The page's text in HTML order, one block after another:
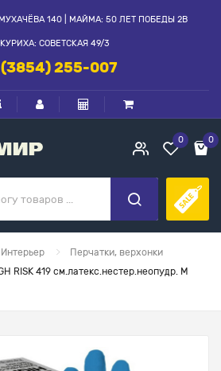
140 | МАЙМА: 50 ЛЕТ ПОБЕДЫ 2В
СОВЕТСКАЯ 49/3
(3854) 255-007
0 0
Перчатки, верхонки
RISK 419 см.латекс.нестер.неопудр. М